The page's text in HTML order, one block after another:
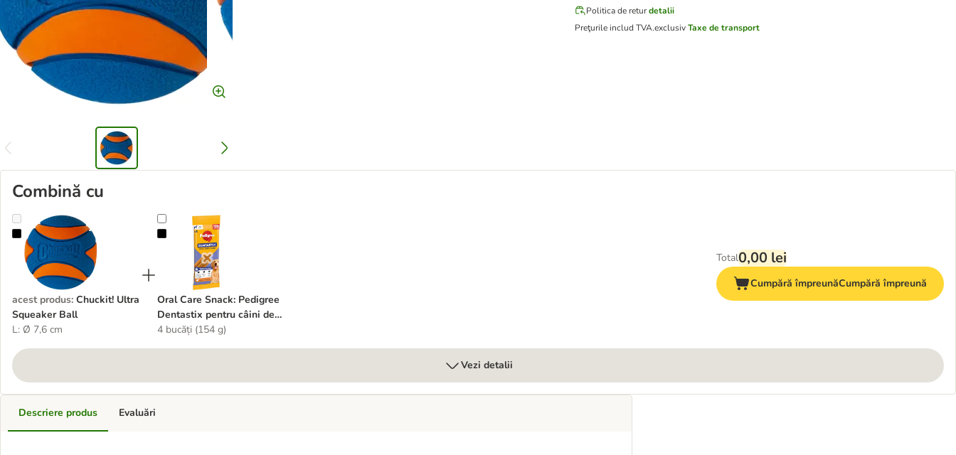
Politica de retur detalii
Preţurile includ TVA.exclusivTaxe de transport
Combină cu
Chuckit! Ultra Squeaker Ball
acest produs: Chuckit! Ultra
Squeaker Ball
L: Ø 7,6 cm
Oral Care Snack: Pedigree Dentastix pentru câini de talie mare (>25 kg)
Oral Care Snack: Pedigree
Dentastix pentru câini de
talie mare (>25 kg)
4 bucăți (154 g)
Total0,00 lei
Cumpără împreunăCumpără împreună
Vezi detalii
Descriere produs Evaluări